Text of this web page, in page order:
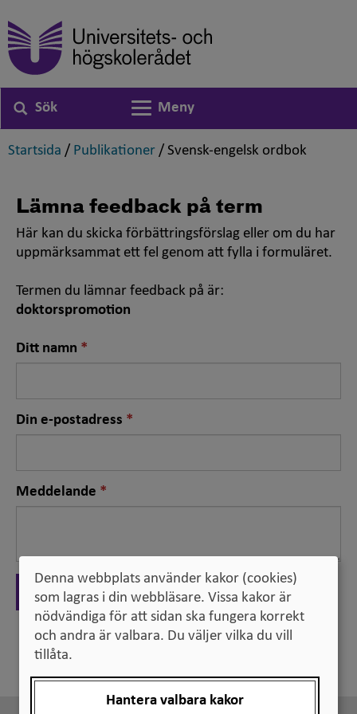
Sök
Växla navigering
Meny
Startsida ,
/ Publikationer ,
/ Svensk-engelsk ordbok
Lämna feedback på term
Här kan du skicka förbättringsförslag eller om du har
uppmärksammat ett fel genom att fylla i formuläret.
Termen du lämnar feedback på är:
doktorspromotion
Ditt namn Nödvändigt
fält
Din e-postadress Nödvändigt
fält
Meddelande Nödvändigt
fält
Skicka
Tillbaka
Denna webbplats använder kakor (cookies)
som lagras i din webbläsare. Vissa kakor är
nödvändiga för att sidan ska fungera korrekt
och andra är valbara. Du väljer vilka du vill
tillåta.
Hantera valbara kakor